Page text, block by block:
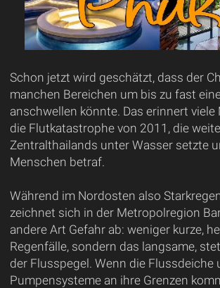
Schon jetzt wird geschätzt, dass der
manchen Bereichen um bis zu fast
anschwellen könnte. Das erinnert viele
die Flutkatastrophe von 2011, die
Zentralthailands unter Wasser setzte
Menschen betraf.
Während im Nordosten also
zeichnet sich in der Metropolregion
andere Art Gefahr ab: weniger kurze,
Regenfälle, sondern das langsame,
der Flusspegel. Wenn die Flussdeiche
Pumpensysteme an ihre Grenzen